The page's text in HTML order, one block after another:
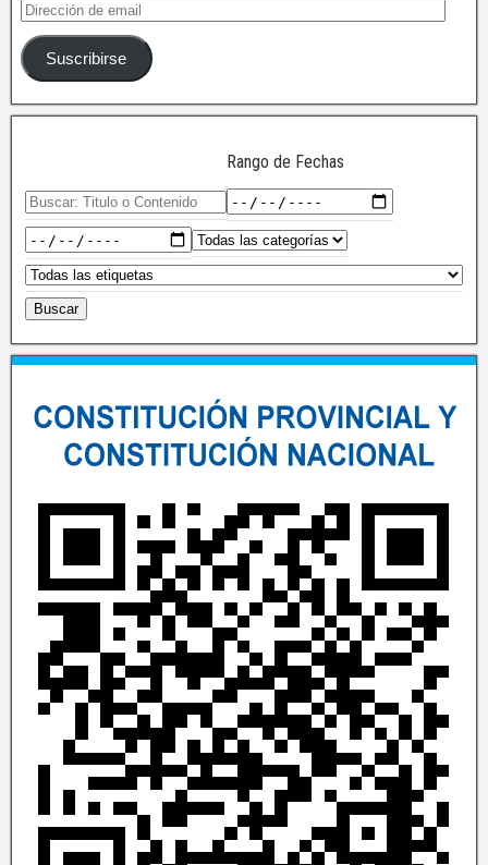
Suscribirse
Rango de Fechas